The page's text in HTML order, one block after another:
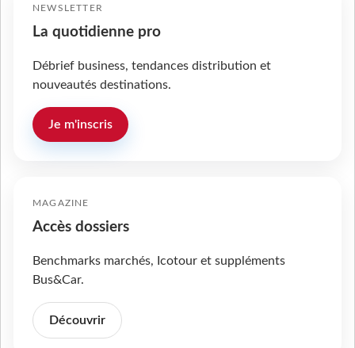
NEWSLETTER
La quotidienne pro
Débrief business, tendances distribution et
nouveautés destinations.
Je m'inscris
MAGAZINE
Accès dossiers
Benchmarks marchés, Icotour et suppléments
Bus&Car.
Découvrir